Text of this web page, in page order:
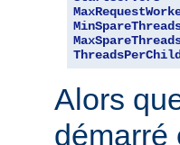
ThreadsPerChild
Alors
démarré